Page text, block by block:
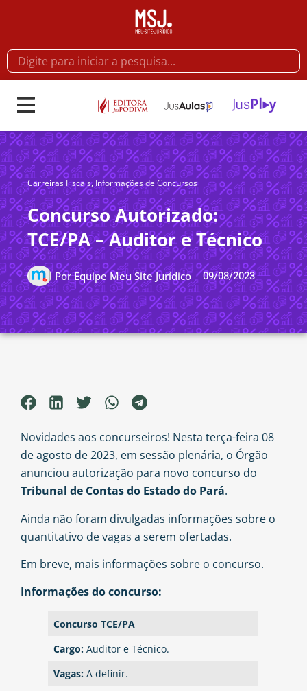
Carreiras Fiscais, Informações de Concursos
Concurso Autorizado:
TCE/PA – Auditor e Técnico
PorEquipe Meu Site Jurídico 09/08/2023
Novidades aos concurseiros! Nesta terça-feira 08
de agosto de 2023, em sessão plenária, o Órgão
anunciou autorização para novo concurso do
Tribunal de Contas do Estado do Pará.
Ainda não foram divulgadas informações sobre o
quantitativo de vagas a serem ofertadas.
Em breve, mais informações sobre o concurso.
Informações do concurso:
Concurso TCE/PA
Cargo: Auditor e Técnico.
Vagas:A definir.